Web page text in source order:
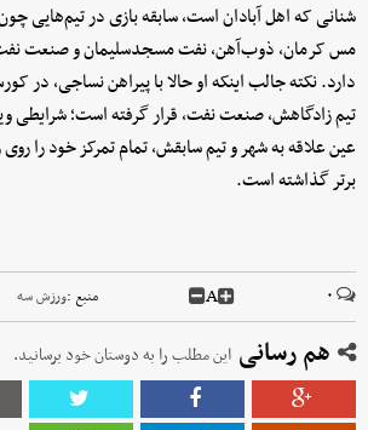
شنانی که اهل آبادان است، سابقه بازی در تیم‌هایی
مس کرمان، ذوب‌آهن، نفت مسجدسلیمان و صنعت نفت
دارد. نکته جالب اینکه او حالا با پیراهن نساجی، در
تیم زادگاهش، صنعت نفت، قرار گرفته است؛ شرایطی
عین علاقه به شهر و تیم سابقش، تمام تمرکز خود را
برتر گذاشته است.
۰ A منبع :ورزش سه
هم رسانی این مطلب را به دوستان خود برسانید.